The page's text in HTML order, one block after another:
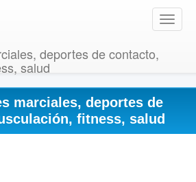
T
o
e
v
deportes de contacto,
salud
marciales, deportes de
fitness, salud